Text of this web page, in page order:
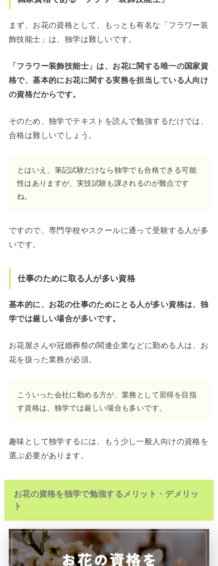
まず、お花の資格として、もっとも有名な「フラワー装
飾技能士」は、独学は難しいです。
「フラワー装飾技能士」は、お花に関する唯一の国家資
格で、基本的にお花に関する実務を担当している人向け
の資格だからです。
そのため、独学でテキストを読んで勉強するだけでは、
合格は難しいでしょう。
とはいえ、筆記試験だけなら独学でも合格できる可能
性はありますが、実技試験も課されるのが難点です
ね。
ですので、専門学校やスクールに通って受験する人が多
いです。
仕事のために取る人が多い資格
基本的に、お花の仕事のためにとる人が多い資格は、独
学では厳しい場合が多いです。
お花屋さんや冠婚葬祭の関連企業などに勤める人は、お
花を扱った業務が必須。
こういった会社に勤める方が、業務として習得を目指
す資格は、独学では厳しい場合も多いです。
趣味として独学するには、もう少し一般人向けの資格を
選ぶ必要があります。
お花の資格を独学で勉強するメリット・デメリッ
ト